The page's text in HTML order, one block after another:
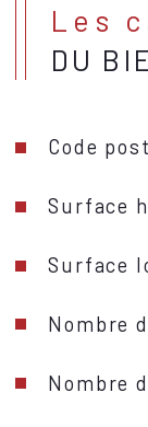
Les
DU
Code
Surface
Surface
Nombre
Nombre